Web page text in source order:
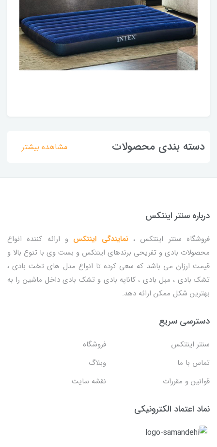
دسته بندی محصولات مشاهده بیشتر
درباره سنتر اینتکس
فروشگاه سنتر اینتکس ،نمایندگی اینتکس و ارائه کننده انواع
محصولات بادی و تفریحی برندهای اینتکس و بست وی با تنوع بالا و
قیمت ارزان می باشد که سعی کرده تا انواع مدل های تخت بادی ،
تشک بادی ، مبل بادی ، کاناپه بادی و تشک بادی داخل ماشین را به
بهترین شکل ممکن ارائه دهد.
دسترسی سریع
سنتر اینتکس
فروشگاه
تماس با ما
وبلاگ
قوانین و مقررات
نقشه سایت
نماد اعتماد الکترونیکی